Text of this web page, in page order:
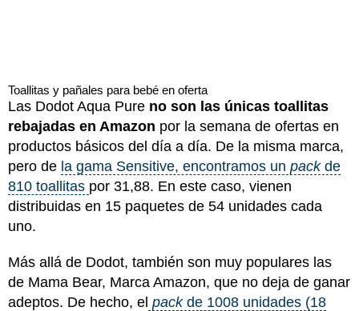
Toallitas y pañales para bebé en oferta
Las Dodot Aqua Pure no son las únicas toallitas
rebajadas en Amazon por la semana de ofertas en
productos básicos del día a día. De la misma marca,
pero de la gama Sensitive, encontramos un pack de
810 toallitas por 31,88. En este caso, vienen
distribuidas en 15 paquetes de 54 unidades cada
uno.
Más allá de Dodot, también son muy populares las
de Mama Bear, Marca Amazon, que no deja de ganar
adeptos. De hecho, el packde 1008 unidades (18